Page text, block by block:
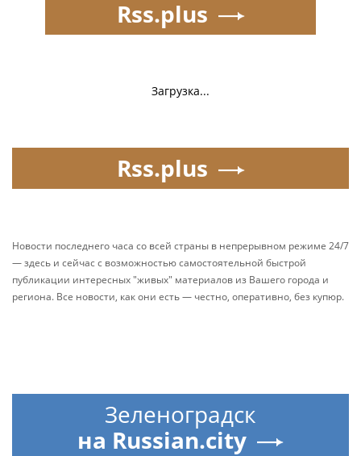
Загрузка...
Rss.plus
Rss.plus
Новости последнего часа со всей страны в непрерывном режиме 24/7
— здесь и сейчас с возможностью самостоятельной быстрой
публикации интересных "живых" материалов из Вашего города и
региона. Все новости, как они есть — честно, оперативно, без купюр.
Зеленоградск
на Russian.city